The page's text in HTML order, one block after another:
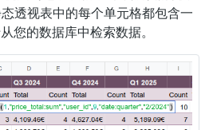
透视表中的每个单元格都包含一
从您的数据库中检索数据。